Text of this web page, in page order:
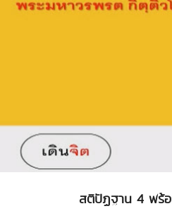
สติปัฏฐาน 4 พร้อ